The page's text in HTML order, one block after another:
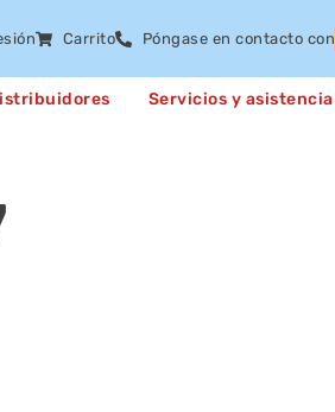
Carrito Póngase en contacto con
Servicios y asistencia